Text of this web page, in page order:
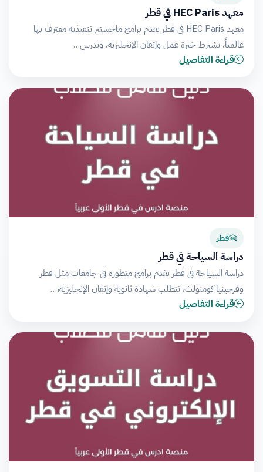
معهد HEC Paris في قطر
معهد HEC Paris في قطر يقدم برامج ماجستير تنفيذية معترف بها
عالمياً، يشترط خبرة عمل وإتقان الإنجليزية، ويدرس…
قراءة التفاصيل
قطر
دراسة السياحة في قطر
دراسة السياحة في قطر تقدم برامج متطورة في جامعات مثل قطر
وفرجينيا كومنولث، تتطلب شهادة ثانوية وإتقان الإنجليزية،…
قراءة التفاصيل